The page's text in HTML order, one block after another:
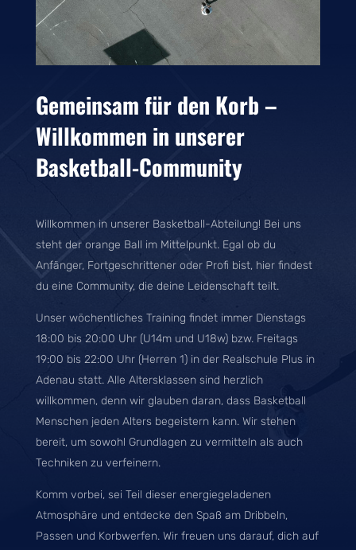
Gemeinsam für den Korb –
Willkommen in unserer
Basketball-Community
Willkommen in unserer Basketball-Abteilung! Bei uns
steht der orange Ball im Mittelpunkt. Egal ob du
Anfänger, Fortgeschrittener oder Profi bist, hier findest
du eine Community, die deine Leidenschaft teilt.
Unser wöchentliches Training findet immer Dienstags
18:00 bis 20:00 Uhr (U14m und U18w) bzw. Freitags
19:00 bis 22:00 Uhr (Herren 1)in der Realschule Plus in
Adenau statt. Alle Altersklassen sind herzlich
willkommen, denn wir glauben daran, dass Basketball
Menschen jeden Alters begeistern kann. Wir stehen
bereit, um sowohl Grundlagen zu vermitteln als auch
Techniken zu verfeinern.
Komm vorbei, sei Teil dieser energiegeladenen
Atmosphäre und entdecke den Spaß am Dribbeln,
Passen und Korbwerfen. Wir freuen uns darauf, dich auf